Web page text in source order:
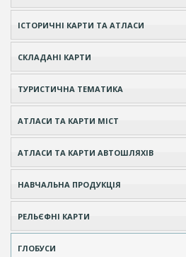
ІСТОРИЧНІ КАРТИ ТА АТЛАСИ
СКЛАДАНІ КАРТИ
ТУРИСТИЧНА ТЕМАТИКА
АТЛАСИ ТА КАРТИ МІСТ
АТЛАСИ ТА КАРТИ АВТОШЛЯХІВ
НАВЧАЛЬНА ПРОДУКЦІЯ
РЕЛЬЄФНІ КАРТИ
ГЛОБУСИ